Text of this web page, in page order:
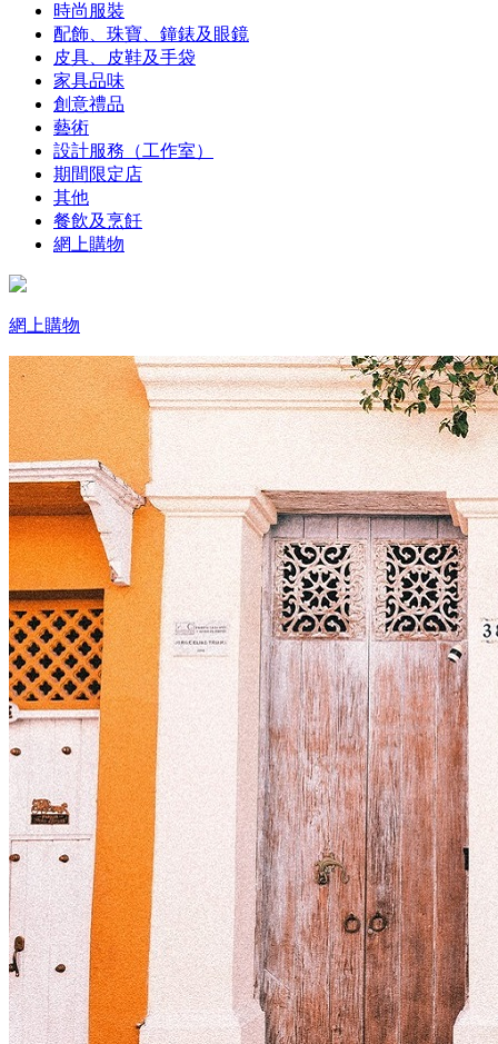
時尚服裝
配飾、珠寶、鐘錶及眼鏡
皮具、皮鞋及手袋
家具品味
創意禮品
藝術
設計服務（工作室）
期間限定店
其他
餐飲及烹飪
網上購物
網上購物